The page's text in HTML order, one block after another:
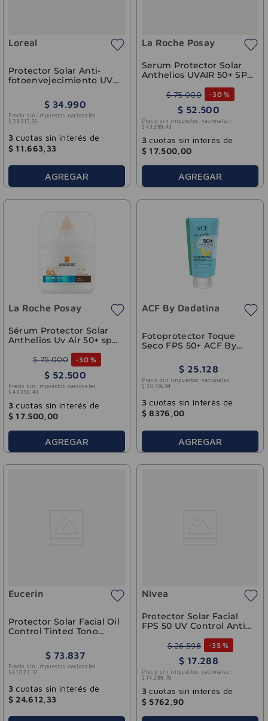
Loreal
Protector Solar Anti-
fotoenvejecimiento UV
L'Oréal 40g
$ 34.990
Precio sin impuestos nacionales:
$ 28 .917, 36
3 cuotas sin interés de
$ 11.663 33
AGREGAR
La Roche Posay
Serum Protector Solar
Anthelios UVAIR 50+ SPF
Posay 50ml
$ 75.000 -30 %
$ 52.500
Precio sin impuestos nacionales:
$ 43 .388 , 43
3 cuotas sin interés de
$ 17.500 00
AGREGAR
La Roche Posay
Sérum Protector Solar
Anthelios Uv Air 50+ spf
Roche-Posay 50g
$ 75.000 -30 %
$ 52 500
Precio sin impuestos nacionales:
$ 43 .388 43
3 cuotas sin interés de
$ 17.500 00
AGREGAR
ACF By Dadatina
Fotoprotector Toque
Seco FPS 50+ ACF By
$ 25.128
Precio sin impuestos nacionales:
$ 20.766, 94
3 cuotas sin interés de
$ 8376 ,00
AGREGAR
Eucerin
Protector Solar Facial Oil
Control Tinted Tono
FPS 50+ Eucerin 50ml
$ 73.837
Precio sin impuestos nacionales:
$ 61 .022 , 31
3 cuotas sin interés de
$ 24.612 33
Nivea
Protector Solar Facial
FPS 50 UV Control Anti-
$ 26.598 -35 %
$ 17.288
Precio sin impuestos nacionales:
$ 14.288 , 18
3 cuotas sin interés de
$ 5762 ,90